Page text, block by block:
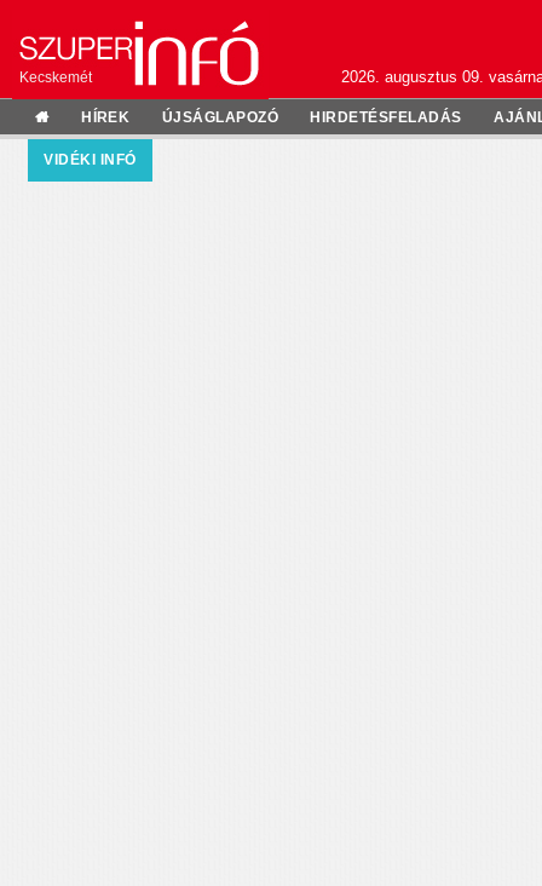
Kecskemét 2026. augusztus 09.
HÍREK ÚJSÁGLAPOZÓ HIRDETÉSFELADÁS
VIDÉKI INFÓ